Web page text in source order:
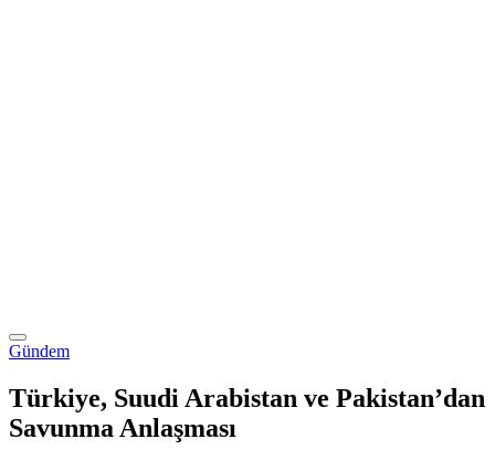
Gündem
Türkiye, Suudi Arabistan ve Pakistan’dan
Savunma Anlaşması